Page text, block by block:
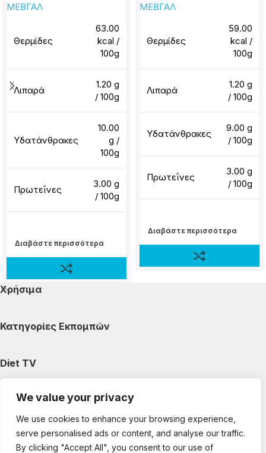
We value your privacy
We use cookies to enhance your browsing experience,
serve personalised ads or content, and analyse our traffic.
By clicking "Accept All", you consent to our use of
ΜΕΒΓΑΛ
Θερμίδες
63.00
kcal /
100g
Λιπαρά
1.20 g
/ 100g
Υδατάνθρακες
10.00
g /
100g
Πρωτεΐνες
3.00 g
/ 100g
Διαβάστε περισσότερα
ΜΕΒΓΑΛ
Θερμίδες
59.00
kcal /
100g
Λιπαρά
1.20 g
/ 100g
Υδατάνθρακες
9.00 g
/ 100g
Πρωτεΐνες
3.00 g
/ 100g
Διαβάστε περισσότερα
Χρήσιμα
Κατηγορίες Εκπομπών
Diet TV
Κατηγορίες Άρθρων
Ακολουθήστε μας